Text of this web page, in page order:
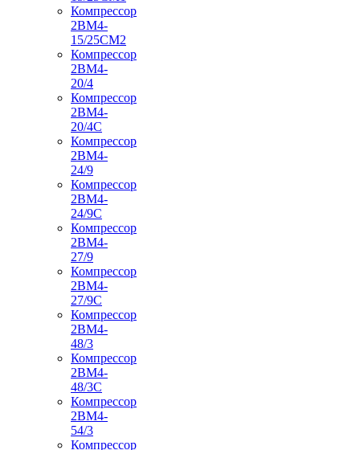
Компрессор
2ВМ4-
15/25СМ2
Компрессор
2ВМ4-
20/4
Компрессор
2ВМ4-
20/4С
Компрессор
2ВМ4-
24/9
Компрессор
2ВМ4-
24/9С
Компрессор
2ВМ4-
27/9
Компрессор
2ВМ4-
27/9С
Компрессор
2ВМ4-
48/3
Компрессор
2ВМ4-
48/3С
Компрессор
2ВМ4-
54/3
Компрессор